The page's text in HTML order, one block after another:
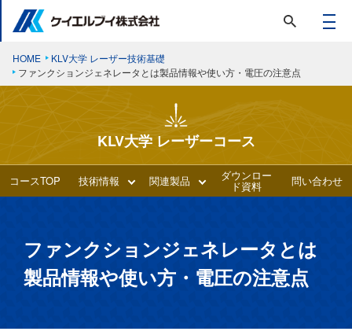
HOME
KLV大学 レーザー技術基礎
ファンクションジェネレータとは製品情報や使い方・電圧の注意点
KLV大学 レーザーコース
コースTOP 技術情報 関連製品 ダウンロー
ド資料 問い合わせ
ファンクションジェネレータとは
製品情報や使い方・電圧の注意点